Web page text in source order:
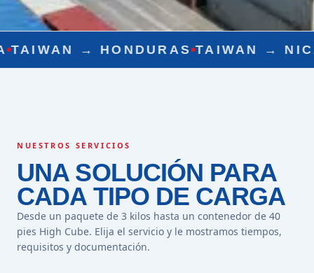
HONDURAS TAIWAN →NICARAGUA
NUESTROS SERVICIOS
UNA SOLUCIÓN PARA
CADA TIPO DE CARGA
Desde un paquete de 3 kilos hasta un contenedor de 40
pies High Cube. Elija el servicio y le mostramos tiempos,
requisitos y documentación.